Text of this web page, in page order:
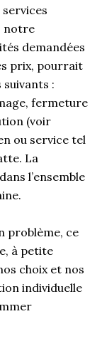
notre
demandées
prix, pourrait
suivants :
fermeture
(voir
ou service tel
La
l’ensemble
problème, ce
à petite
choix et nos
individuelle